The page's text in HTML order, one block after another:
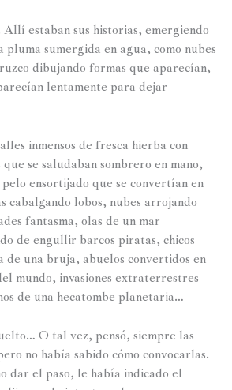
Allí estaban sus historias, emergiendo
pluma sumergida en agua, como nubes
dibujando formas que aparecían,
lentamente para dejar
inmensos de fresca hierba con
que se saludaban sombrero en mano,
ensortijado que se convertían en
cabalgando lobos, nubes arrojando
fantasma, olas de un mar
de engullir barcos piratas, chicos
de una bruja, abuelos convertidos en
mundo, invasiones extraterrestres
de una hecatombe planetaria…
O tal vez, pensó, siempre las
no había sabido cómo convocarlas.
dar el paso, le había indicado el